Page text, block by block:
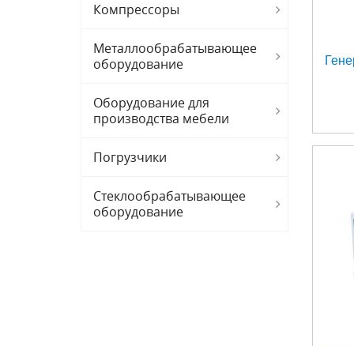
Компрессоры
Металлообрабатывающее
оборудование
Оборудование для
производства мебели
Погрузчики
Стеклообрабатывающее
оборудование